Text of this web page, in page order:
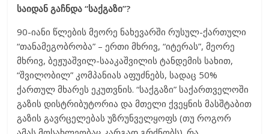
საიდან გაჩნდა “საქგაზი”?
90-იანი წლების მეორე ნახევარში რუსულ-ქართული
“თანამეგობრობა” – ერთი მხრივ, “იტერას”, მეორე
მხრივ, ბეჟუაშვილ-სააკაშვილის ტანდემის სახით,
“შვილობილ” კომპანიას აფუძნებს, სადაც 50%
ქართულ მხარეს ეკუთვნის. “საქგაზი” საქართველოში
გაზის დისტრიბუტორია და მთელი ქვეყნის მასშტაბით
გაზის გავრცელებას უზრუნველყოფს (თუ როგორ